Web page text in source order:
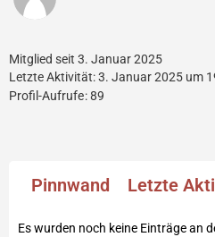
Mitglied seit 3. Januar 2025
Letzte Aktivität:3. Januar 2025 um
Profil-Aufrufe 89
Pinnwand Letzte
Es wurden noch keine Einträge an